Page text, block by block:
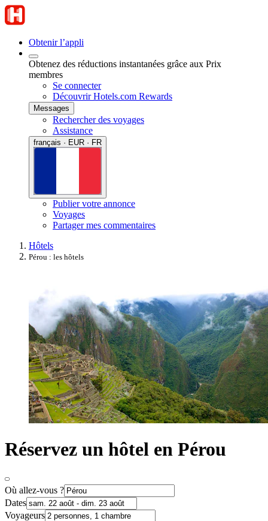
Obtenir l’appli
Obtenez des réductions instantanées grâce aux Prix
membres
Se connecter
Découvrir Hotels.com Rewards
Messages
Rechercher des voyages
Assistance
français · EUR · FR
Publier votre annonce
Voyages
Partager mes commentaires
Hôtels
Pérou : les hôtels
Réservez un hôtel en Pérou
Où allez-vous ?
Dates
Voyageurs